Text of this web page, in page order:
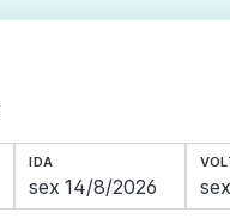
IDA